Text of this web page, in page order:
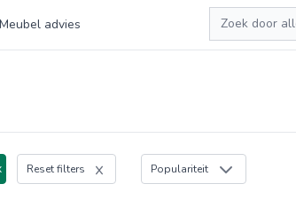
Meubel advies
Zoeken
Reset filters Populariteit